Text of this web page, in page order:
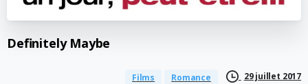
Definitely Maybe
Films Romance 29 juillet 2017